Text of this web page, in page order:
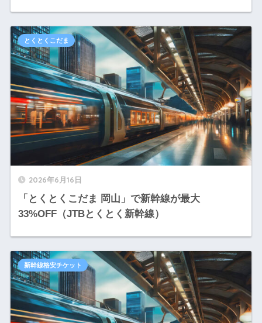
2026年6月16日
「とくとくこだま 岡山」で新幹線が最大
33%OFF（JTBとくとく新幹線）
とくとくこだま
新幹線格安チケット